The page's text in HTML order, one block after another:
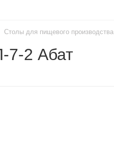
Столы для пищевого производства
7-2 Абат